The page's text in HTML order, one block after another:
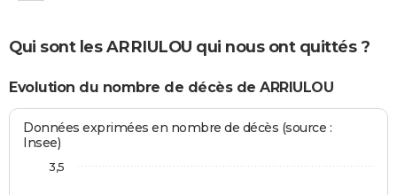
Qui sont les ARRIULOU qui nous ont quittés ?
Evolution du nombre de décès de ARRIULOU
Données exprimées en nombre de décès (source :
Insee)
3,5